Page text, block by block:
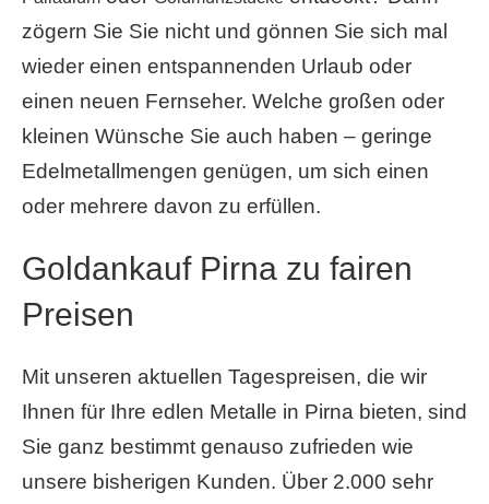
zögern Sie Sie nicht und gönnen Sie sich mal
wieder einen entspannenden Urlaub oder
einen neuen Fernseher. Welche großen oder
kleinen Wünsche Sie auch haben – geringe
Edelmetallmengen genügen, um sich einen
oder mehrere davon zu erfüllen.
Goldankauf Pirna zu fairen
Preisen
Mit unseren aktuellen Tagespreisen, die wir
Ihnen für Ihre edlen Metalle in Pirna bieten, sind
Sie ganz bestimmt genauso zufrieden wie
unsere bisherigen Kunden. Über 2.000 sehr